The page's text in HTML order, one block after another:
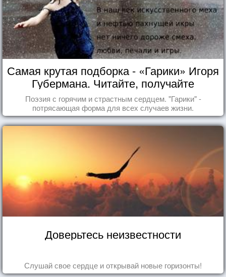
Самая крутая подборка - «Гарики» Игоря
Губермана. Читайте, получайте
удовольствие!
Поэзия с горячим и страстным сердцем. "Гарики" -
потрясающая форма для всех случаев жизни.
Доверьтесь неизвестности
Слушай свое сердце и открывай новые горизонты!